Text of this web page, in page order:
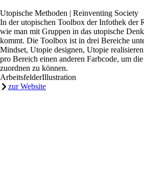
Utopische Methoden | Reinventing Society
In der utopischen Toolbox der Infothek der
wie man mit Gruppen in das utopische
kommt. Die Toolbox ist in drei Bereiche
Mindset, Utopie designen, Utopie
pro Bereich einen anderen Farbcode, um
zuordnen zu können.
ArbeitsfelderIllustration
zur Website